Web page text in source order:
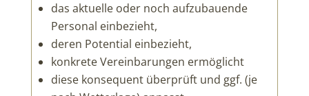
das aktuelle oder noch aufzubauende
Personal einbezieht,
deren Potential einbezieht,
konkrete Vereinbarungen ermöglicht
diese konsequent überprüft und ggf. (je